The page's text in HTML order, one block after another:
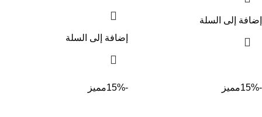
إضافة إلى السلة
إضافة إلى السلة
-15% مميز -15% مميز